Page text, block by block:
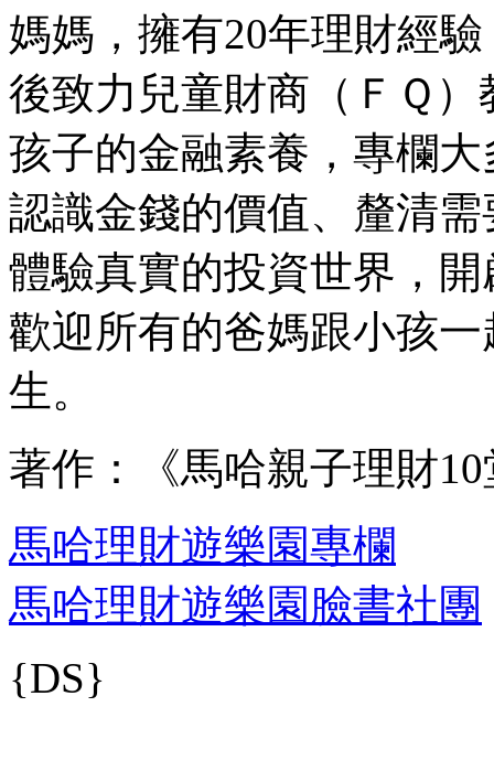
媽媽，擁有20年理財經
後致力兒童財商（ＦＱ
孩子的金融素養，專欄
認識金錢的價值、釐清
體驗真實的投資世界，
歡迎所有的爸媽跟小孩
生。
著作：《馬哈親子理財
馬哈理財遊樂園專欄
馬哈理財遊樂園臉書社團
{DS}